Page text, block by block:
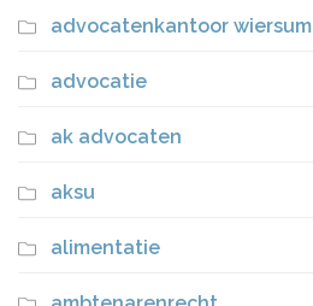
advocatenkantoor wiersum
advocatie
ak advocaten
aksu
alimentatie